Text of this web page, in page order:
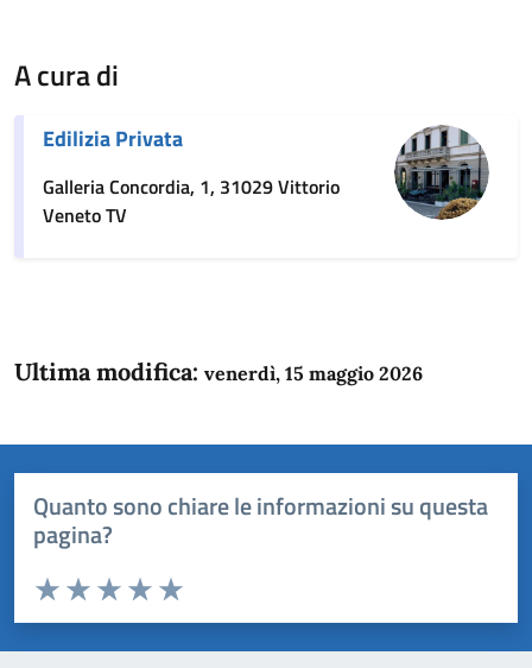
A cura di
Edilizia Privata
Galleria Concordia, 1, 31029 Vittorio
Veneto TV
Ultima modifica: venerdì, 15 maggio 2026
Quanto sono chiare le informazioni su questa
pagina?
Domanda
Valuta da 1 a 5 stelle la pagina
Valuta 5 stelle su 5
Valuta 4 stelle su 5
Valuta 3 stelle su 5
Valuta 2 stelle su 5
Valuta 1 stelle su 5